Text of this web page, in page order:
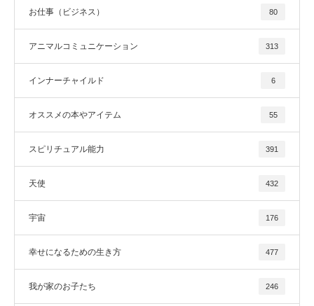
お仕事（ビジネス） 80
アニマルコミュニケーション 313
インナーチャイルド 6
オススメの本やアイテム 55
スピリチュアル能力 391
天使 432
宇宙 176
幸せになるための生き方 477
我が家のお子たち 246